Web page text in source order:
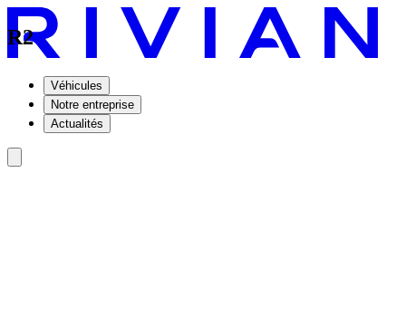
Véhicules
Notre entreprise
Actualités
R2